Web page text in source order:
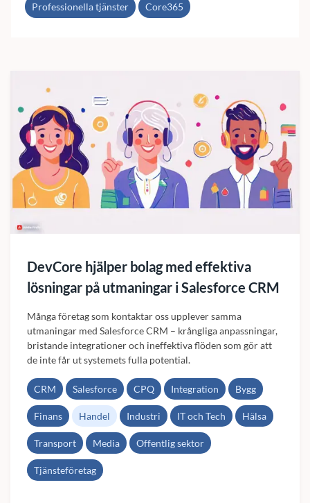
Professionella tjänster Core365
DevCore hjälper bolag med effektiva
lösningar på utmaningar i Salesforce CRM
Många företag som kontaktar oss upplever samma
utmaningar med Salesforce CRM – krångliga anpassningar,
bristande integrationer och ineffektiva flöden som gör att
de inte får ut systemets fulla potential.
CRM Salesforce CPQ Integration Bygg
Finans Handel Industri IT och Tech Hälsa
Transport Media Offentlig sektor
Tjänsteföretag